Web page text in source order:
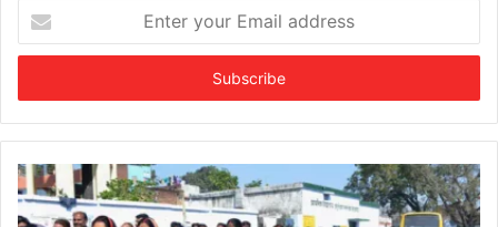
your
Email